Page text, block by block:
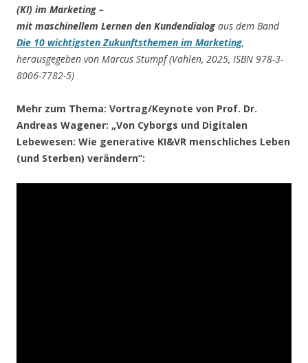
(KI) im Marketing –
mit maschinellem Lernen den Kundendialog aus dem Band
Die 10 wichtigsten Zukunftsthemen im Marketing,
herausgegeben von Marcus Stumpf (Vahlen, 2025, ISBN 978-3-
8006-7782-5)
Mehr zum Thema: Vortrag/Keynote von Prof. Dr.
Andreas Wagener: „Von Cyborgs und Digitalen
Lebewesen: Wie generative KI&VR menschliches Leben
(und Sterben) verändern“: